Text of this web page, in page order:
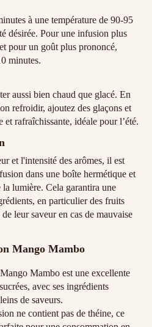
à une température de 90-95
désirée. Pour une infusion plus
pour un goût plus prononcé,
minutes.
aussi bien chaud que glacé. En
refroidir, ajoutez des glaçons et
rafraîchissante, idéale pour l’été.
et l'intensité des arômes, il est
dans une boîte hermétique et
la lumière. Cela garantira une
en particulier des fruits
leur saveur en cas de mauvaise
Mango Mambo
Mango Mambo est une excellente
avec ses ingrédients
de saveurs.
ne contient pas de théine, ce